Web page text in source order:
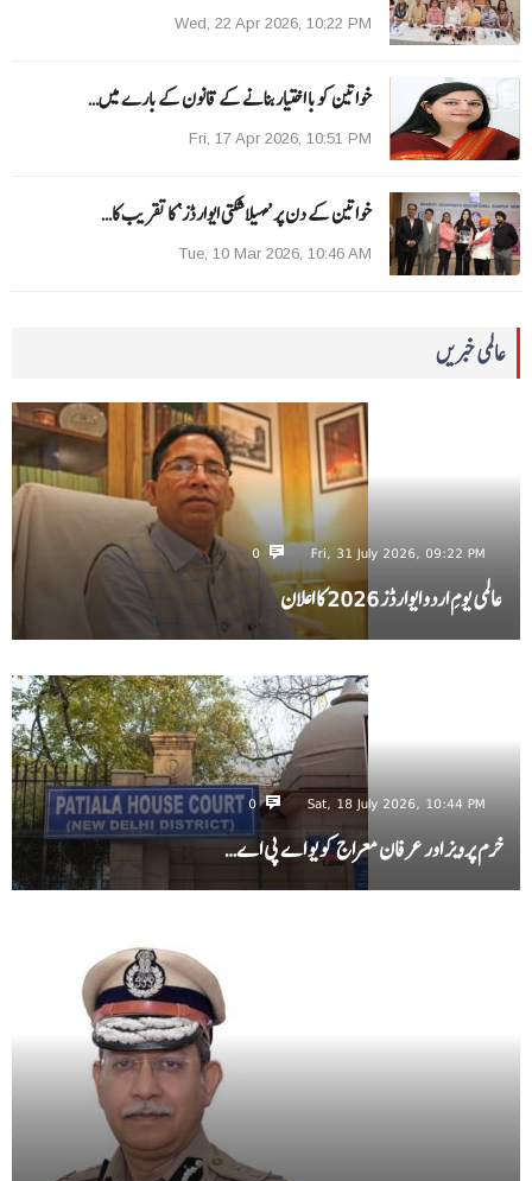
Wed, 22 Apr 2026, 10:22 PM
خواتین کو با اختیار بنانے کے قانون کے بارے میں…
Fri, 17 Apr 2026, 10:51 PM
خواتین کے دن پر ’مہیلا شکتی ایوارڈز‘ کا تقریب کا…
Tue, 10 Mar 2026, 10:46 AM
عالمی خبریں
Fri, 31 July 2026, 09:22 PM
0
عالمی یومِ اردو ایوارڈز 2026 کا اعلان
Sat, 18 July 2026, 10:44 PM
0
خرم پرویز اور عرفان معراج کو یو اے پی اے…